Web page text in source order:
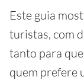
Este guia
turistas, com
tanto para
quem prefere